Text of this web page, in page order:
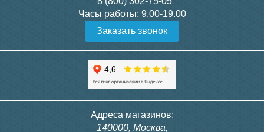
Конвектор ITT.080.200.1300
с решеткой GRILL.SGW-20-
Конвектор ITT.080.200.1000
с решеткой GRILL.SGW-20-
Подробнее Подробнее
100T, 230В (накладной,
расписание, упр.с пульта)
300, 230В (врезной - квадр.
коробка)
Часы работы: 9.00-19.00
Заказать звонок
Адреса магазинов:
140000, Москва,